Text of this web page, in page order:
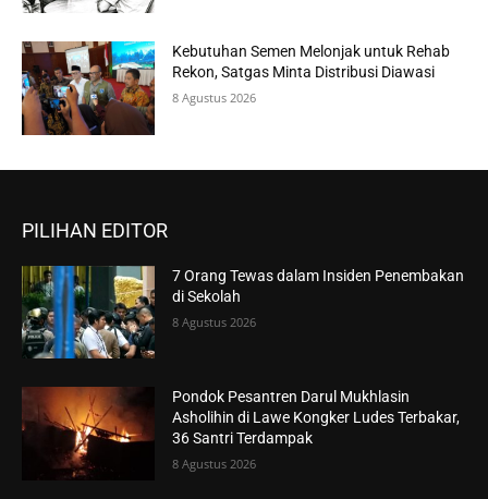
Kebutuhan Semen Melonjak untuk Rehab
Rekon, Satgas Minta Distribusi Diawasi
8 Agustus 2026
PILIHAN EDITOR
7 Orang Tewas dalam Insiden Penembakan
di Sekolah
8 Agustus 2026
Pondok Pesantren Darul Mukhlasin
Asholihin di Lawe Kongker Ludes Terbakar,
36 Santri Terdampak
8 Agustus 2026